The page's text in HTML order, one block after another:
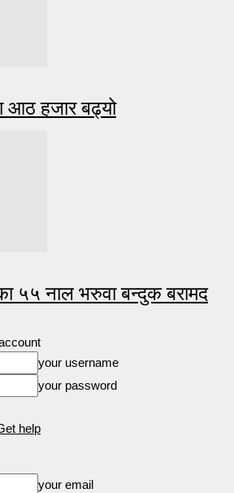
आठ हजार बढ्यो
५५ नाल भरुवा बन्दुक बरामद
your username
your password
help
your email